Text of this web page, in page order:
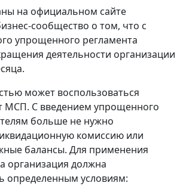
на официальном сайте
сообщество о том, что с
упрощенного регламента
деятельности организации
может воспользоваться
МСП. С введением упрощенного
больше не нужно
комиссию или
балансы. Для применения
организация должна
определенным условиям: